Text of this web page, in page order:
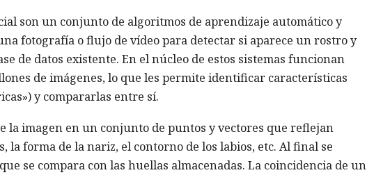
son un conjunto de algoritmos de aprendizaje automático y
fotografía o flujo de vídeo para detectar si aparece un rostro y
de datos existente. En el núcleo de estos sistemas funcionan
de imágenes, lo que les permite identificar características
y compararlas entre sí.
la imagen en un conjunto de puntos y vectores que reflejan
la forma de la nariz, el contorno de los labios, etc. Al final se
se compara con las huellas almacenadas. La coincidencia de un